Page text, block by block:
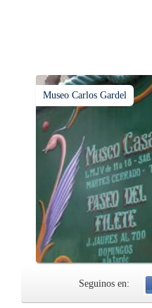
Museo Carlos Gardel
Seguinos en: